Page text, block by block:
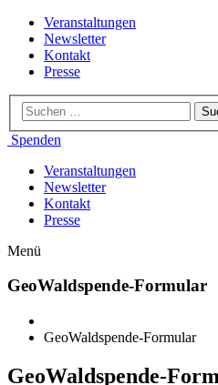
Veranstaltungen
Newsletter
Kontakt
Presse
Spenden
Veranstaltungen
Newsletter
Kontakt
Presse
Menü
GeoWaldspende-Formular
GeoWaldspende-Formular
GeoWaldspende-